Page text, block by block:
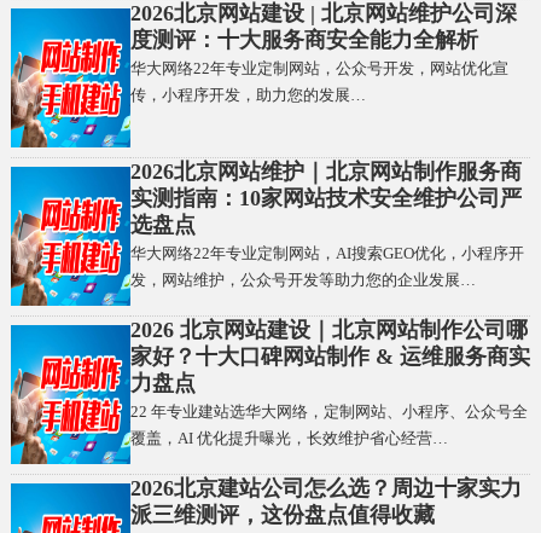
2026北京网站建设 | 北京网站维护公司深
度测评：十大服务商安全能力全解析
华大网络22年专业定制网站，公众号开发，网站优化宣
传，小程序开发，助力您的发展…
2026北京网站维护｜北京网站制作服务商
实测指南：10家网站技术安全维护公司严
选盘点
华大网络22年专业定制网站，AI搜索GEO优化，小程序开
发，网站维护，公众号开发等助力您的企业发展…
2026 北京网站建设｜北京网站制作公司哪
家好？十大口碑网站制作 & 运维服务商实
力盘点
22 年专业建站选华大网络，定制网站、小程序、公众号全
覆盖，AI 优化提升曝光，长效维护省心经营…
2026北京建站公司怎么选？周边十家实力
派三维测评，这份盘点值得收藏